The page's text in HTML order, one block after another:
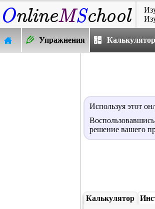
Упражнения
Используя этот
решение вашего
Калькулятор